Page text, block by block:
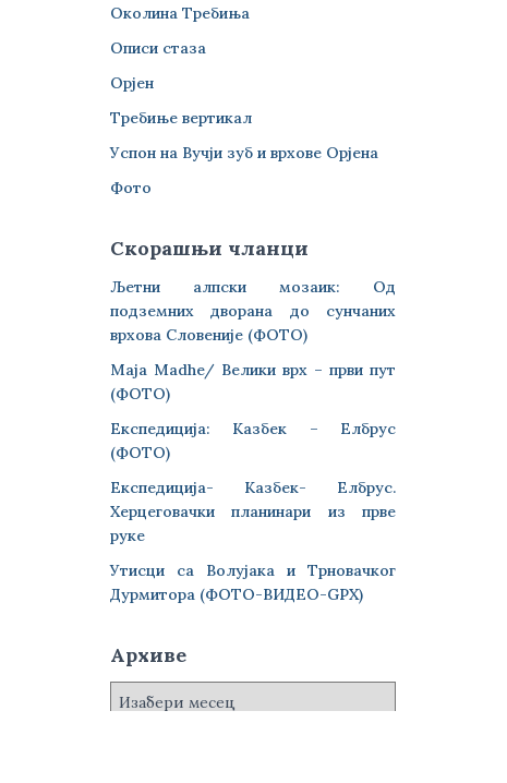
Околина Требиња
Описи стаза
Орјен
Требиње вертикал
Успон на Вучји зуб и врхове Орјена
Фото
Скорашњи чланци
Љетни алпски мозаик: Од
подземних дворана до сунчаних
врхова Словеније (ФОТО)
Maja Madhe/ Велики врх – први пут
(ФОТО)
Експедиција: Казбек – Елбрус
(ФОТО)
Експедиција- Казбек- Елбрус.
Херцеговачки планинари из прве
руке
Утисци са Волујака и Трновачког
Дурмитора (ФОТО-ВИДЕО-GPX)
Архиве
р